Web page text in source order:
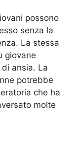
possono
senza la
La stessa
giovane
ansia. La
potrebbe
che ha
molte